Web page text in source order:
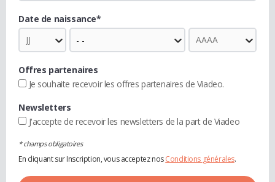
Date de naissance*
Offres partenaires
Je souhaite recevoir les offres partenaires de Viadeo.
Newsletters
J'accepte de recevoir les newsletters de la part de Viadeo
* champs obligatoires
En cliquant sur Inscription, vous acceptez nos Conditions générales.